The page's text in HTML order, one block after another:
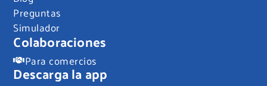
Preguntas
Simulador
Colaboraciones
Para comercios
Descarga la app